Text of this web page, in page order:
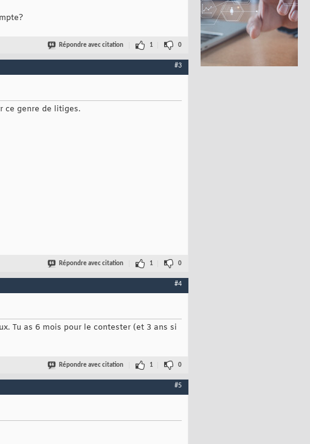
Répondre avec citation 1 0
#3
ce genre de litiges.
Répondre avec citation 1 0
#4
Tu as 6 mois pour le contester (et 3 ans si
Répondre avec citation 1 0
#5